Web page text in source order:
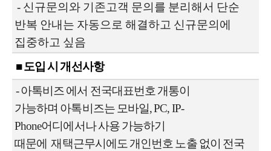
- 신규문의와 기존고객 문의를 분리해서 단순
반복 안내는 자동으로 해결하고 신규문의에
집중하고 싶음
■ 도입 시 개선사항
-아톡비즈 에서 전국대표번호 개통이
가능하며 아톡비즈는 모바일, PC, IP-
Phone어디에서나 사용 가능하기
때문에재택근무시에도 개인번호 노출 없이 전국